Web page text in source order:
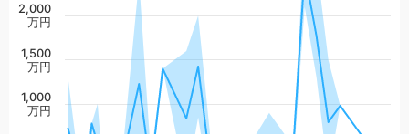
1,000
万円
1,500
万円
2,000
万円